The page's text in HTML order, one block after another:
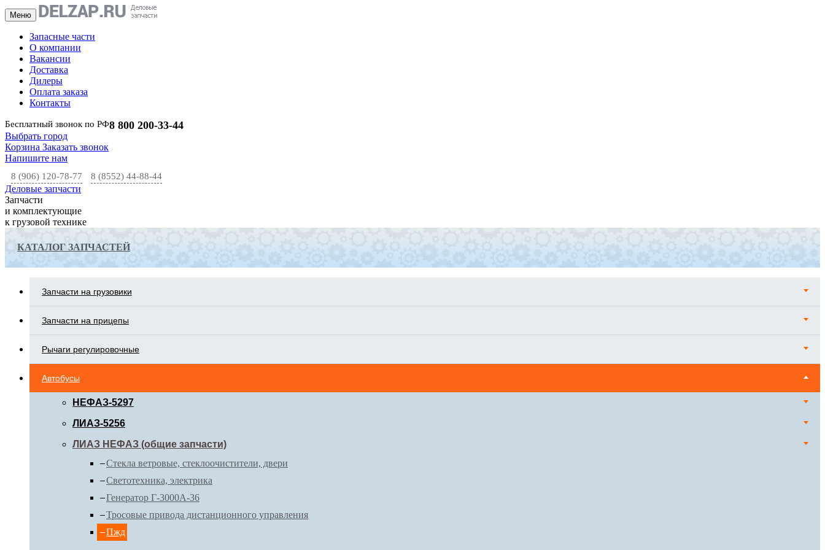
Меню
Запасные части
О компании
Вакансии
Доставка
Дилеры
Оплата заказа
Контакты
Бесплатный звонок по РФ8 800 200-33-44
Выбрать город
Корзина Заказать звонок
Напишите нам
8 (906) 120-78-77 8 (8552) 44-88-44
Деловые запчасти
Запчасти
и комплектующие
к грузовой технике
КАТАЛОГ ЗАПЧАСТЕЙ
Запчасти на грузовики
Запчасти на прицепы
Рычаги регулировочные
Автобусы
НЕФАЗ-5297
ЛИАЗ-5256
ЛИАЗ НЕФАЗ (общие запчасти)
Стекла ветровые, стеклоочистители, двери
Светотехника, электрика
Генератор Г-3000А-36
Тросовые привода дистанционного управления
Пжд